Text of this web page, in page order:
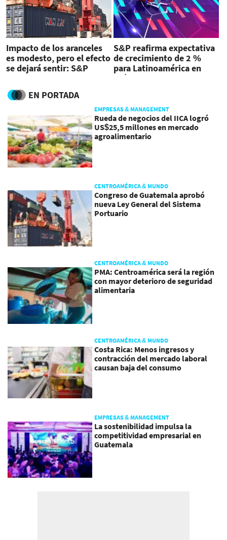
Impacto de los aranceles
es modesto, pero el efecto
se dejará sentir: S&P
S&P reafirma expectativa
de crecimiento de 2 %
para Latinoamérica en
próximos años
EN PORTADA
EMPRESAS & MANAGEMENT
Rueda de negocios del IICA logró
US$25,5 millones en mercado
agroalimentario
CENTROAMÉRICA & MUNDO
Congreso de Guatemala aprobó
nueva Ley General del Sistema
Portuario
CENTROAMÉRICA & MUNDO
PMA: Centroamérica será la región
con mayor deterioro de seguridad
alimentaria
CENTROAMÉRICA & MUNDO
Costa Rica: Menos ingresos y
contracción del mercado laboral
causan baja del consumo
EMPRESAS & MANAGEMENT
La sostenibilidad impulsa la
competitividad empresarial en
Guatemala